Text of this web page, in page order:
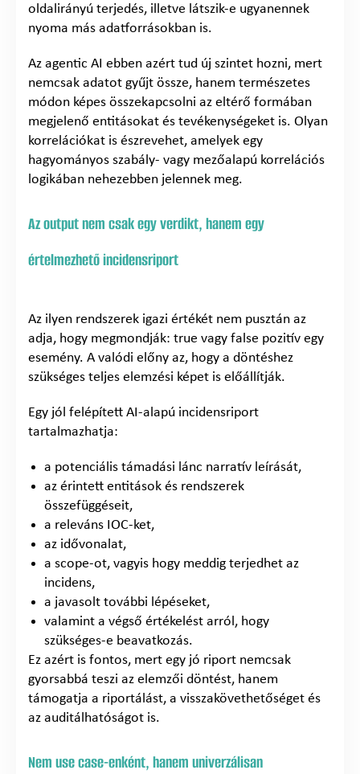
oldalirányú terjedés, illetve látszik-e ugyanennek
nyoma más adatforrásokban is.
Az agentic AI ebben azért tud új szintet hozni, mert
nemcsak adatot gyűjt össze, hanem természetes
módon képes összekapcsolni az eltérő formában
megjelenő entitásokat és tevékenységeket is. Olyan
korrelációkat is észrevehet, amelyek egy
hagyományos szabály- vagy mezőalapú korrelációs
logikában nehezebben jelennek meg.
Az output nem csak egy verdikt, hanem egy
értelmezhető incidensriport
Az ilyen rendszerek igazi értékét nem pusztán az
adja, hogy megmondják: true vagy false pozitív egy
esemény. A valódi előny az, hogy a döntéshez
szükséges teljes elemzési képet is előállítják.
Egy jól felépített AI-alapú incidensriport
tartalmazhatja:
a potenciális támadási lánc narratív leírását,
az érintett entitások és rendszerek
összefüggéseit,
a releváns IOC-ket,
az idővonalat,
a scope-ot, vagyis hogy meddig terjedhet az
incidens,
a javasolt további lépéseket,
valamint a végső értékelést arról, hogy
szükséges-e beavatkozás.
Ez azért is fontos, mert egy jó riport nemcsak
gyorsabbá teszi az elemzői döntést, hanem
támogatja a riportálást, a visszakövethetőséget és
az auditálhatóságot is.
Nem use case-enként, hanem univerzálisan